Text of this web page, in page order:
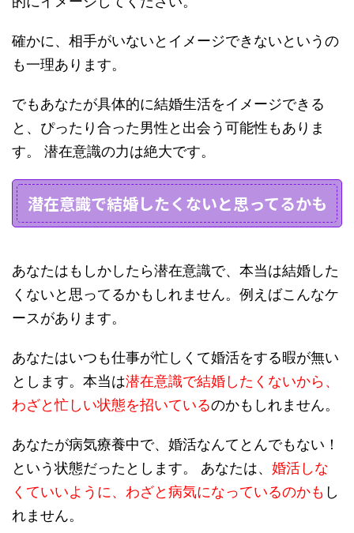
確かに、相手がいないとイメージできないというの
も一理あります。
でもあなたが具体的に結婚生活をイメージできる
と、ぴったり合った男性と出会う可能性もありま
す。 潜在意識の力は絶大です。
潜在意識で結婚したくないと思ってるかも
あなたはもしかしたら潜在意識で、 本当は結婚した
くないと思ってるかもしれません。例えばこんなケ
ースがあります。
あなたはいつも仕事が忙しくて婚活をする暇が無い
とします。本当は潜在意識で結婚したくないから、
わざと忙しい状態を招いているのかもしれません。
あなたが病気療養中で、婚活なんてとんでもない！
という状態だったとします。 あなたは、 婚活しな
くていいように、わざと病気になっているのかも し
れません。